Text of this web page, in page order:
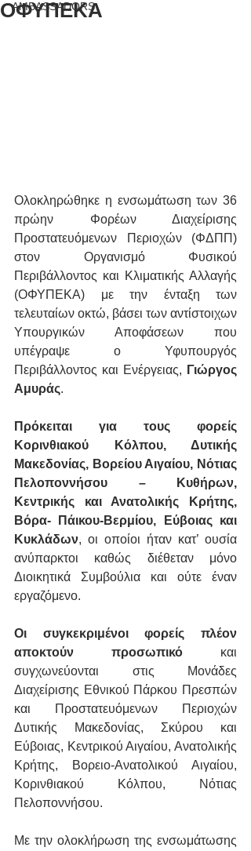
AMBASSADORS
ΟΦΥΠΕΚΑ
Ολοκληρώθηκε η ενσωμάτωση των 36
πρώην Φορέων Διαχείρισης
Προστατευόμενων Περιοχών (ΦΔΠΠ)
στον Οργανισμό Φυσικού
Περιβάλλοντος και Κλιματικής Αλλαγής
(ΟΦΥΠΕΚΑ) με την ένταξη των
τελευταίων οκτώ, βάσει των αντίστοιχων
Υπουργικών Αποφάσεων που
υπέγραψε ο Υφυπουργός
Περιβάλλοντος και Ενέργειας, Γιώργος
Αμυράς.
Πρόκειται για τους φορείς
Κορινθιακού Κόλπου, Δυτικής
Μακεδονίας, Βορείου Αιγαίου, Νότιας
Πελοποννήσου – Κυθήρων,
Κεντρικής και Ανατολικής Κρήτης,
Βόρα- Πάικου-Βερμίου, Εύβοιας και
Κυκλάδων, οι οποίοι ήταν κατ’ ουσία
ανύπαρκτοι καθώς διέθεταν μόνο
Διοικητικά Συμβούλια και ούτε έναν
εργαζόμενο.
Οι συγκεκριμένοι φορείς πλέον
αποκτούν προσωπικό και
συγχωνεύονται στις Μονάδες
Διαχείρισης Εθνικού Πάρκου Πρεσπών
και Προστατευόμενων Περιοχών
Δυτικής Μακεδονίας, Σκύρου και
Εύβοιας, Κεντρικού Αιγαίου, Ανατολικής
Κρήτης, Βορειο-Ανατολικού Αιγαίου,
Κορινθιακού Κόλπου, Νότιας
Πελοποννήσου.
Με την ολοκλήρωση της ενσωμάτωσης